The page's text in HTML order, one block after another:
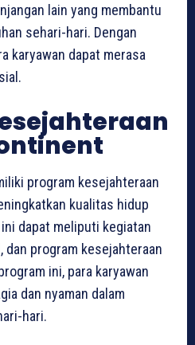
lain yang membantu
sehari-hari. Dengan
karyawan dapat merasa
program kesejahteraan
kualitas hidup
dapat meliputi kegiatan
dan program kesejahteraan
ini, para karyawan
dan nyaman dalam
hari.